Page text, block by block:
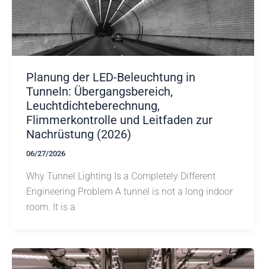
Planung der LED-Beleuchtung in
Tunneln: Übergangsbereich,
Leuchtdichteberechnung,
Flimmerkontrolle und Leitfaden zur
Nachrüstung (2026)
06/27/2026
Why Tunnel Lighting Is a Completely Different
Engineering Problem A tunnel is not a long indoor
room. It is a